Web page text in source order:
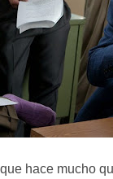
hace mucho